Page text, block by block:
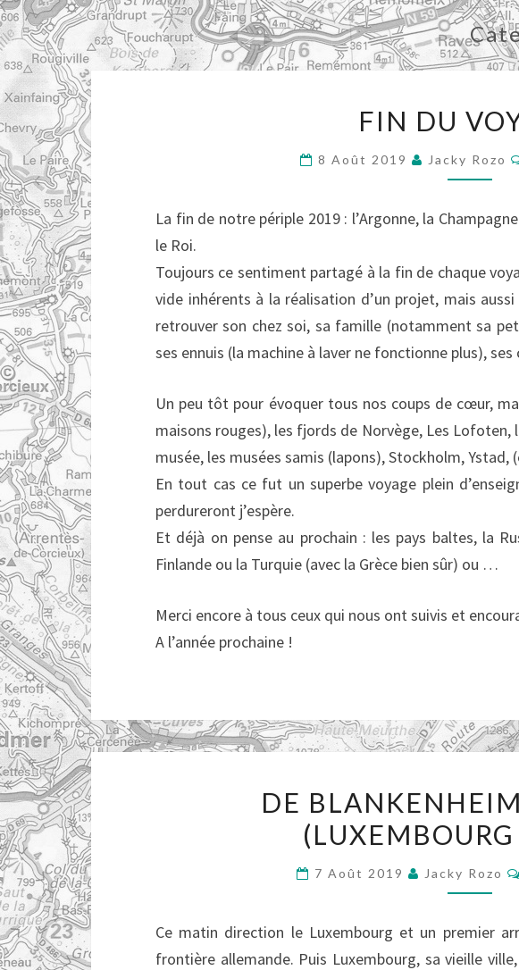
DU
FIN DU
8 Août 2019 Jacky Rozo
La fin de notre périple 2019 : l’Argonne, la
le Roi.
Toujours ce sentiment partagé à la fin de chaque
vide inhérents à la réalisation d’un projet, mais
retrouver son chez soi, sa famille (notamment sa
ses ennuis (la machine à laver ne fonctionne plus),
Un peu tôt pour évoquer tous nos coups de cœur,
maisons rouges), les fjords de Norvège, Les Lofoten,
musée, les musées samis (lapons), Stockholm,
En tout cas ce fut un superbe voyage plein
perdureront j’espère.
Et déjà on pense au prochain : les pays baltes, la
Finlande ou la Turquie (avec la Grèce bien sûr) ou …
Merci encore à tous ceux qui nous ont suivis et
A l’année prochaine !
À
DE
7 Août 2019 Jacky Rozo
Ce matin direction le Luxembourg et un premier
frontière allemande. Puis Luxembourg, sa vieille